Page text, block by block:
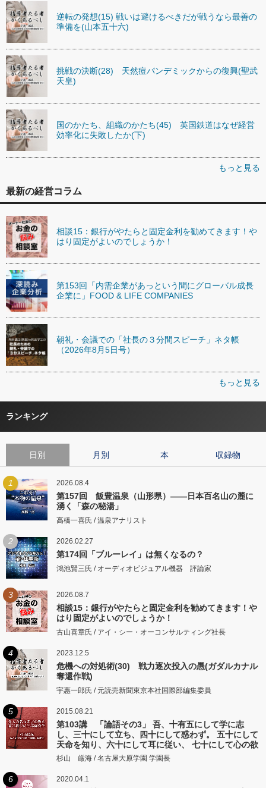
逆転の発想(15) 戦いは避けるべきだが戦うなら最善の
準備を(山本五十六)
挑戦の決断(28) 天然痘パンデミックからの復興(聖武
天皇)
国のかたち、組織のかたち(45) 英国鉄道はなぜ経営
効率化に失敗したか(下)
もっと見る
最新の経営コラム
相談15：銀行がやたらと固定金利を勧めてきます！や
はり固定がよいのでしょうか！
第153回「内需企業があっという間にグローバル成長
企業に」FOOD & LIFE COMPANIES
朝礼・会議での「社長の３分間スピーチ」ネタ帳
（2026年8月5日号）
もっと見る
ランキング
日別 月別 本 収録物
1 2026.08.4
第157回 飯豊温泉（山形県）――日本百名山の麓に
湧く「森の秘湯」
高橋一喜氏 / 温泉アナリスト
2 2026.02.27
第174回「ブルーレイ」は無くなるの？
鴻池賢三氏 / オーディオビジュアル機器 評論家
3 2026.08.7
相談15：銀行がやたらと固定金利を勧めてきます！や
はり固定がよいのでしょうか！
古山喜章氏 / アイ・シー・オーコンサルティング社長
4 2023.12.5
危機への対処術(30) 戦力逐次投入の愚(ガダルカナル
奪還作戦)
宇惠一郎氏 / 元読売新聞東京本社国際部編集委員
5 2015.08.21
第103講 「論語その3」 吾、十有五にして学に志
し、三十にして立ち、四十にして惑わず。 五十にして
天命を知り、六十にして耳に従い、 七十にして心の欲
するところに従いて矩をこえず。
杉山 厳海 / 名古屋大原学園 学園長
6 2020.04.1